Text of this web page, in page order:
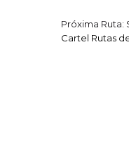
Próxima Ruta:
Cartel Rutas